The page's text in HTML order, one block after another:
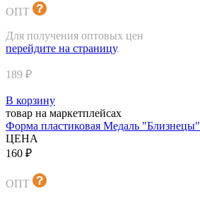
ОПТ
Для получения оптовых цен
перейдите на страницу.
189 ₽
В корзину
товар на маркетплейсах
Форма пластиковая Медаль "Близнецы"
ЦЕНА
160 ₽
ОПТ